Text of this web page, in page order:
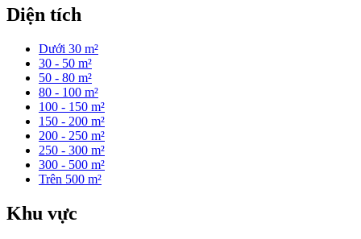
Diện tích
Dưới 30 m²
30 - 50 m²
50 - 80 m²
80 - 100 m²
100 - 150 m²
150 - 200 m²
200 - 250 m²
250 - 300 m²
300 - 500 m²
Trên 500 m²
Khu vực